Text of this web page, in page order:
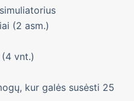
(2 asm.)
vnt.)
kur galės susėsti 25